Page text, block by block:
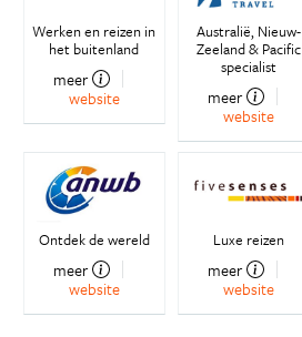
Werken en reizen in
het buitenland
meer
website
Australië, Nieuw-
Zeeland & Pacific
specialist
meer
website
Ontdek de wereld
meer
website
Luxe reizen
meer
website